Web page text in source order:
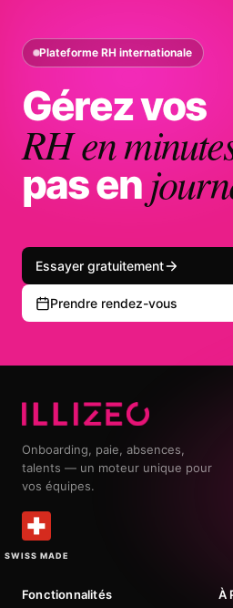
Plateforme RH internationale
Gérez vos
RH en
pas en
Essayer gratuitement
Prendre rendez-vous
Onboarding, paie, absences,
talents — un moteur unique pour
vos équipes.
SWISS MADE
Fonctionnalités À